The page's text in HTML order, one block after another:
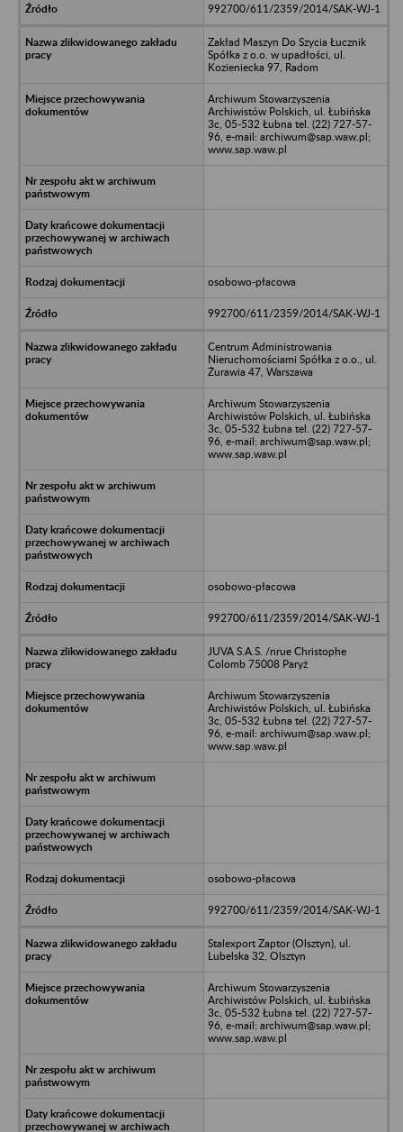
992700/611/2359/2014/SAK-WJ-1
Zakład Maszyn Do Szycia Łucznik
Spółka z o.o. w upadłości, ul.
Kozieniecka 97, Radom
Archiwum Stowarzyszenia
Archiwistów Polskich, ul. Łubińska
3c, 05-532 Łubna tel. (22) 727-57-
96, e-mail: archiwum@sap.waw.pl;
www.sap.waw.pl
osobowo-płacowa
992700/611/2359/2014/SAK-WJ-1
Centrum Administrowania
Nieruchomościami Spółka z o.o., ul.
Żurawia 47, Warszawa
Archiwum Stowarzyszenia
Archiwistów Polskich, ul. Łubińska
3c, 05-532 Łubna tel. (22) 727-57-
96, e-mail: archiwum@sap.waw.pl;
www.sap.waw.pl
osobowo-płacowa
992700/611/2359/2014/SAK-WJ-1
JUVA S.A.S. /nrue Christophe
Colomb 75008 Paryż
Archiwum Stowarzyszenia
Archiwistów Polskich, ul. Łubińska
3c, 05-532 Łubna tel. (22) 727-57-
96, e-mail: archiwum@sap.waw.pl;
www.sap.waw.pl
osobowo-płacowa
992700/611/2359/2014/SAK-WJ-1
Stalexport Zaptor (Olsztyn), ul.
Lubelska 32, Olsztyn
Archiwum Stowarzyszenia
Archiwistów Polskich, ul. Łubińska
3c, 05-532 Łubna tel. (22) 727-57-
96, e-mail: archiwum@sap.waw.pl;
www.sap.waw.pl